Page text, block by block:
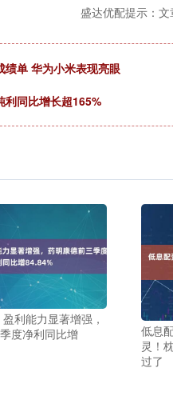
盛达优配提示：文
绩单 华为小米表现亮眼
利同比增长超165%
利能力显著增强，
度净利同比增
低息
灵！
过了